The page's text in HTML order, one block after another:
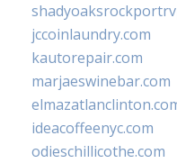
jccoinlaundry.com
kautorepair.com
marjaeswinebar.com
ideacoffeenyc.com
odieschillicothe.com